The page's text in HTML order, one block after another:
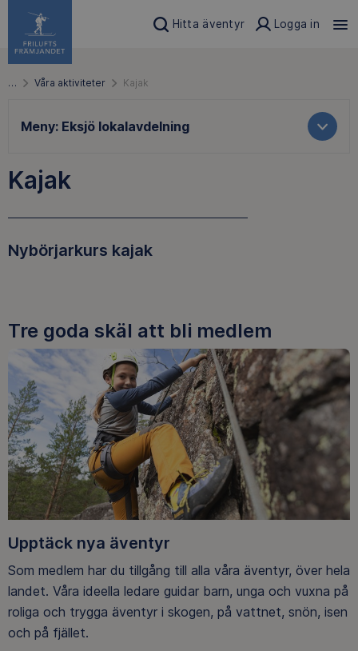
Hitta äventyr Logga in
… Våra aktiviteter Kajak
Meny: Eksjö lokalavdelning
Kajak
Nybörjarkurs kajak
Tre goda skäl att bli medlem
Upptäck nya äventyr
Som medlem har du tillgång till alla våra äventyr, över hela
landet. Våra ideella ledare guidar barn, unga och vuxna på
roliga och trygga äventyr i skogen, på vattnet, snön, isen
och på fjället.